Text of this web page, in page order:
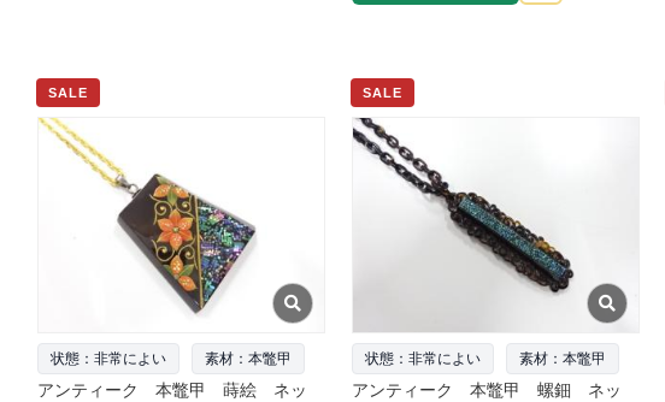
SALE
状態：非常によい 素材：本鼈甲
アンティーク 本鼈甲 蒔絵 ネッ
SALE
状態：非常によい 素材：本鼈甲
アンティーク 本鼈甲 螺鈿 ネッ